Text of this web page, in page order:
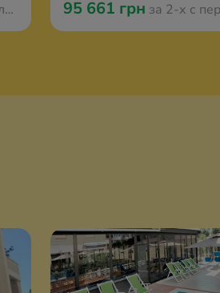
95 661 грн за 2-х с перелётом